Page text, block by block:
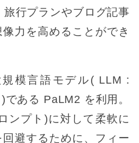
行プランやブログ記事
力を高めることができ
模言語モデル( LLM :
ある PaLM2 を利用。
ンプト)に対して柔軟に
避するために、フィー